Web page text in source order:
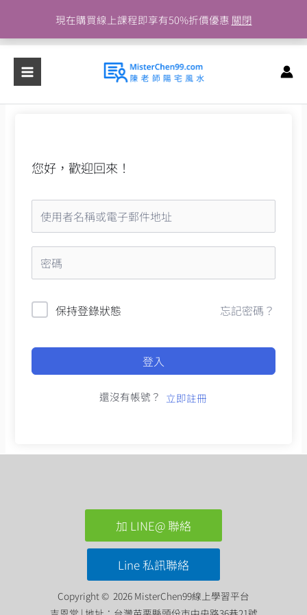
現在購買線上課程即享有50%折價優惠 關閉
主
容
您好，歡迎回來！
保持登錄狀態 忘記密碼？
登入
還沒有帳號？ 立即註冊
加 LINE@ 聯絡
Line 私訊聯絡
Copyright © 2026 MisterChen99線上學習平台